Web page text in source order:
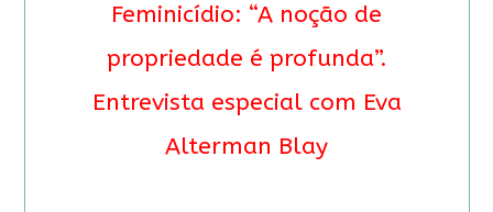
Feminicídio: “A noção de
propriedade é profunda”.
Entrevista especial com Eva
Alterman Blay